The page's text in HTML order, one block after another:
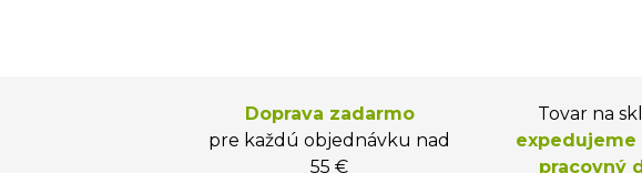
Doprava zadarmo
pre každú objednávku nad
55 €
Tovar na
expedujeme
pracovný